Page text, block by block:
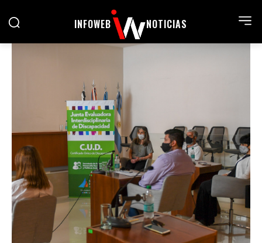
INFOWEB NOTICIAS